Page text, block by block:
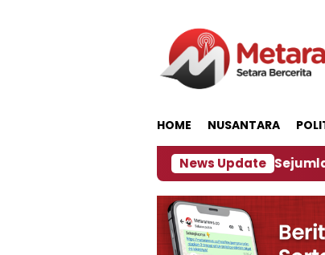
HOME NUSANTARA
News Update
Dampak El Nino, Sejumlah